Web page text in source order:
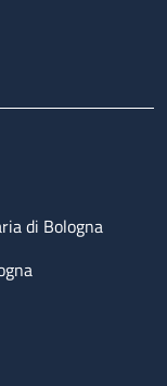
di Bologna